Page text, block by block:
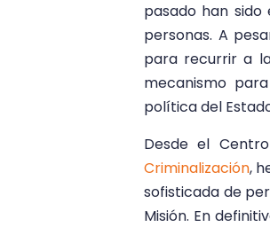
pasado han sido
personas. A
para recurrir a
mecanismo
política del
Desde el
Criminalización,
sofisticada de
Misión. En